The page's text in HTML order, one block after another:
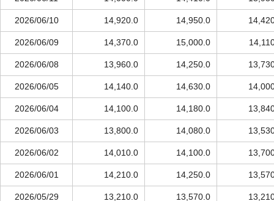
2026/06/10 14,920.0 14,950.0
2026/06/09 14,370.0 15,000.0
2026/06/08 13,960.0 14,250.0
2026/06/05 14,140.0 14,630.0
2026/06/04 14,100.0 14,180.0
2026/06/03 13,800.0 14,080.0
2026/06/02 14,010.0 14,100.0
2026/06/01 14,210.0 14,250.0
2026/05/29 13,210.0 13,570.0